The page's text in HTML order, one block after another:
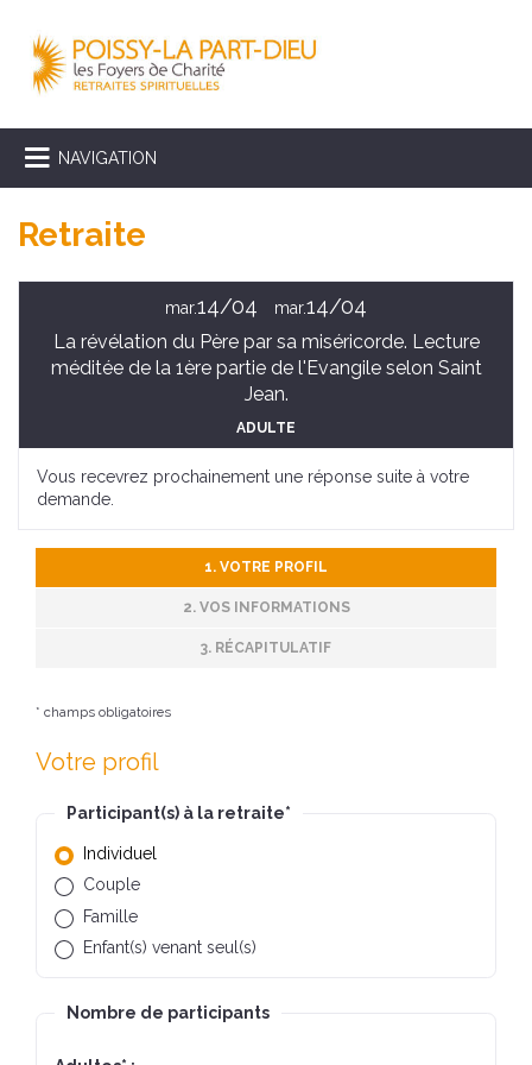
NAVIGATION
Retraite
mar.14/04 mar.14/04
La révélation du Père par sa miséricorde. Lecture
méditée de la 1ère partie de l'Evangile selon Saint
Jean.
ADULTE
Vous recevrez prochainement une réponse suite à votre
demande.
1. VOTRE PROFIL
2. VOS INFORMATIONS
3. RÉCAPITULATIF
* champs obligatoires
Votre profil
Participant(s) à la retraite*
Individuel
Couple
Famille
Enfant(s) venant seul(s)
Nombre de participants